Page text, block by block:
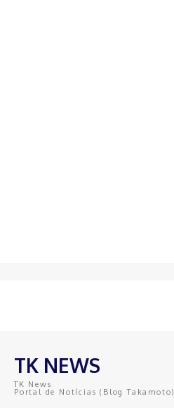
TK NEWS
TK News
Portal de Notícias (Blog Takamoto)